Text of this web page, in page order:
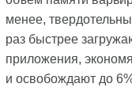
менее,
раз быстрее
приложения,
и освобождают до